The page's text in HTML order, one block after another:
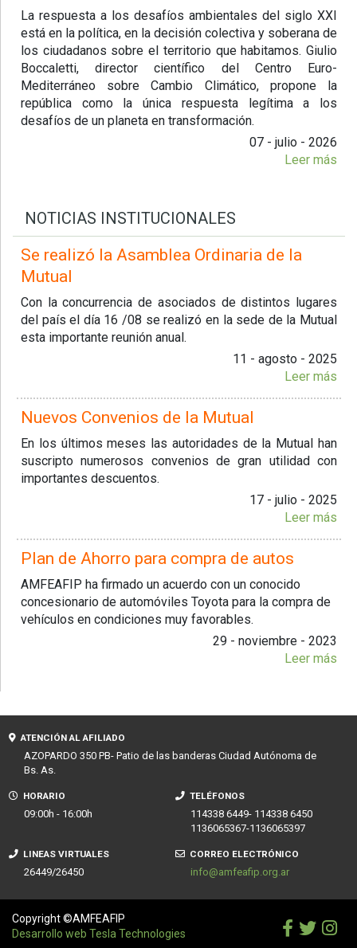
La respuesta a los desafíos ambientales del siglo XXI
está en la política, en la decisión colectiva y soberana de
los ciudadanos sobre el territorio que habitamos. Giulio
Boccaletti, director científico del Centro Euro-
Mediterráneo sobre Cambio Climático, propone la
república como la única respuesta legítima a los
desafíos de un planeta en transformación.
07 - julio - 2026
Leer más
NOTICIAS INSTITUCIONALES
Se realizó la Asamblea Ordinaria de la
Mutual
Con la concurrencia de asociados de distintos lugares
del país el día 16 /08 se realizó en la sede de la Mutual
esta importante reunión anual.
11 - agosto - 2025
Leer más
Nuevos Convenios de la Mutual
En los últimos meses las autoridades de la Mutual han
suscripto numerosos convenios de gran utilidad con
importantes descuentos.
17 - julio - 2025
Leer más
Plan de Ahorro para compra de autos
AMFEAFIP ha firmado un acuerdo con un conocido
concesionario de automóviles Toyota para la compra de
vehículos en condiciones muy favorables.
29 - noviembre - 2023
Leer más
ATENCIÓN AL AFILIADO
AZOPARDO 350 PB- Patio de las banderas Ciudad Autónoma de
Bs. As.
HORARIO
09:00h - 16:00h
TELÉFONOS
114338 6449- 114338 6450
1136065367-1136065397
LINEAS VIRTUALES
26449/26450
CORREO ELECTRÓNICO
info@amfeafip.org.ar
Copyright ©AMFEAFIP
Desarrollo web Tesla Technologies